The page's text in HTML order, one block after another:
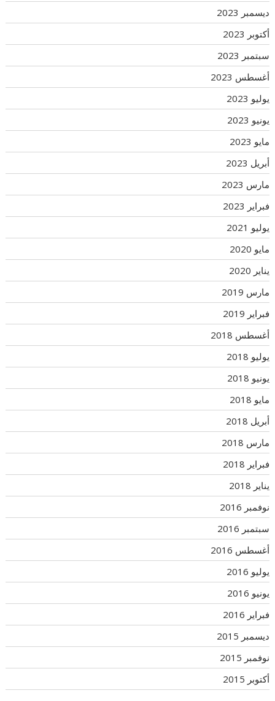
ديسمبر 2023
أكتوبر 2023
سبتمبر 2023
أغسطس 2023
يوليو 2023
يونيو 2023
مايو 2023
أبريل 2023
مارس 2023
فبراير 2023
يوليو 2021
مايو 2020
يناير 2020
مارس 2019
فبراير 2019
أغسطس 2018
يوليو 2018
يونيو 2018
مايو 2018
أبريل 2018
مارس 2018
فبراير 2018
يناير 2018
نوفمبر 2016
سبتمبر 2016
أغسطس 2016
يوليو 2016
يونيو 2016
فبراير 2016
ديسمبر 2015
نوفمبر 2015
أكتوبر 2015